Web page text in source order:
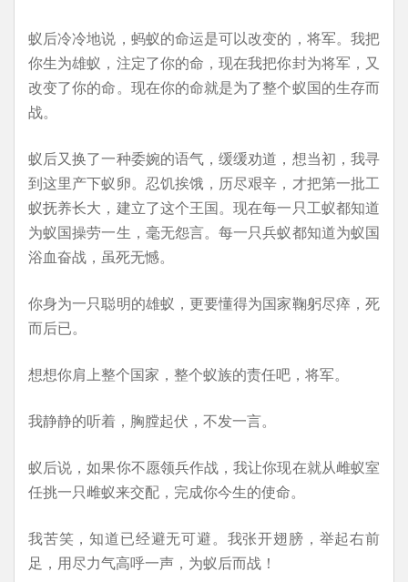
蚁后冷冷地说，蚂蚁的命运是可以改变的，将军。我把
你生为雄蚁，注定了你的命，现在我把你封为将军，又
改变了你的命。现在你的命就是为了整个蚁国的生存而
战。
蚁后又换了一种委婉的语气，缓缓劝道，想当初，我寻
到这里产下蚁卵。忍饥挨饿，历尽艰辛，才把第一批工
蚁抚养长大，建立了这个王国。现在每一只工蚁都知道
为蚁国操劳一生，毫无怨言。每一只兵蚁都知道为蚁国
浴血奋战，虽死无憾。
你身为一只聪明的雄蚁，更要懂得为国家鞠躬尽瘁，死
而后已。
想想你肩上整个国家，整个蚁族的责任吧，将军。
我静静的听着，胸膛起伏，不发一言。
蚁后说，如果你不愿领兵作战，我让你现在就从雌蚁室
任挑一只雌蚁来交配，完成你今生的使命。
我苦笑，知道已经避无可避。我张开翅膀，举起右前
足，用尽力气高呼一声，为蚁后而战！